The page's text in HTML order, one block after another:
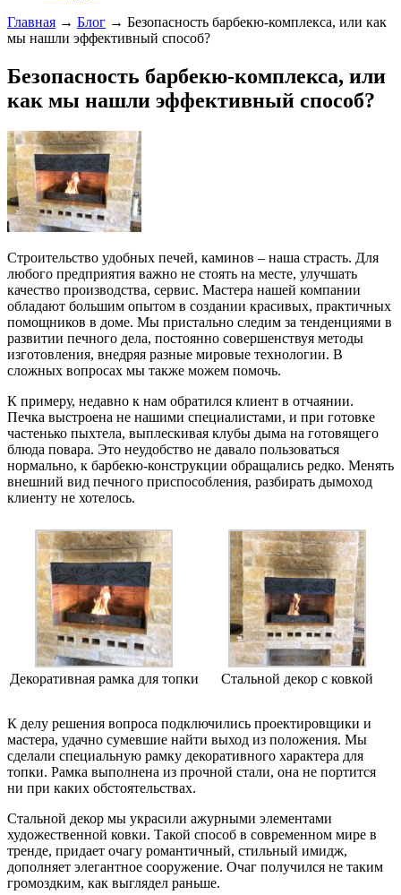
Главная → Блог → Безопасность барбекю-комплекса, или как
мы нашли эффективный способ?
Безопасность барбекю-комплекса, или
как мы нашли эффективный способ?
Строительство удобных печей, каминов – наша страсть. Для
любого предприятия важно не стоять на месте, улучшать
качество производства, сервис. Мастера нашей компании
обладают большим опытом в создании красивых, практичных
помощников в доме. Мы пристально следим за тенденциями в
развитии печного дела, постоянно совершенствуя методы
изготовления, внедряя разные мировые технологии. В
сложных вопросах мы также можем помочь.
К примеру, недавно к нам обратился клиент в отчаянии.
Печка выстроена не нашими специалистами, и при готовке
частенько пыхтела, выплескивая клубы дыма на готовящего
блюда повара. Это неудобство не давало пользоваться
нормально, к барбекю-конструкции обращались редко. Менять
внешний вид печного приспособления, разбирать дымоход
клиенту не хотелось.
Декоративная рамка для топки Стальной декор с ковкой
К делу решения вопроса подключились проектировщики и
мастера, удачно сумевшие найти выход из положения. Мы
сделали специальную рамку декоративного характера для
топки. Рамка выполнена из прочной стали, она не портится
ни при каких обстоятельствах.
Стальной декор мы украсили ажурными элементами
художественной ковки. Такой способ в современном мире в
тренде, придает очагу романтичный, стильный имидж,
дополняет элегантное сооружение. Очаг получился не таким
громоздким, как выглядел раньше.